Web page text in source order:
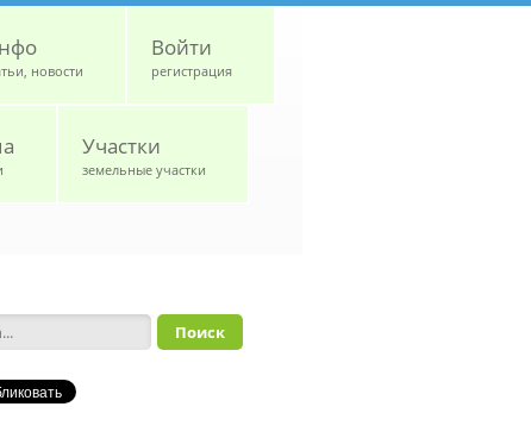
новости
Войти
регистрация
Участки
земельные участки
поиска